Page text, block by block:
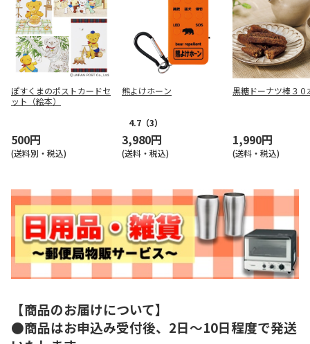
ぽすくまのポストカードセ
ット（絵本）
500円
(送料別・税込)
熊よけホーン
4.7 （3）
3,980円
(送料・税込)
黒糖ドーナツ棒３０
1,990円
(送料・税込)
【商品のお届けについて】
●商品はお申込み受付後、2日～10日程度で発送